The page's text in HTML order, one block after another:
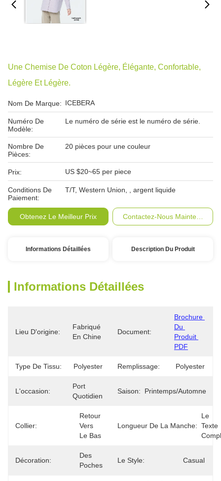
Une Chemise De Coton Légère, Élégante, Confortable,
Légère Et Légère.
Nom De Marque: ICEBERA
Numéro De
Modèle:
Le numéro de série est le numéro de série.
Nombre De
Pièces:
20 pièces pour une couleur
Prix: US $20~65 per piece
Conditions De
Paiement:
T/T, Western Union, , argent liquide
Obtenez Le Meilleur Prix Contactez-Nous Maintenant
Informations Détaillées Description Du Produit
Informations Détaillées
Lieu D'origine:
Fabriqué
En Chine
Document:
Brochure
Du
Produit
PDF
Type De Tissu: Polyester Remplissage: Polyester
L'occasion:
Port
Quotidien
Saison: Printemps/automne
Collier:
Retour
Vers
Le Bas
Longueur De La Manche:
Le
Texte
Décoration:
Des
Poches
Le Style: Casual